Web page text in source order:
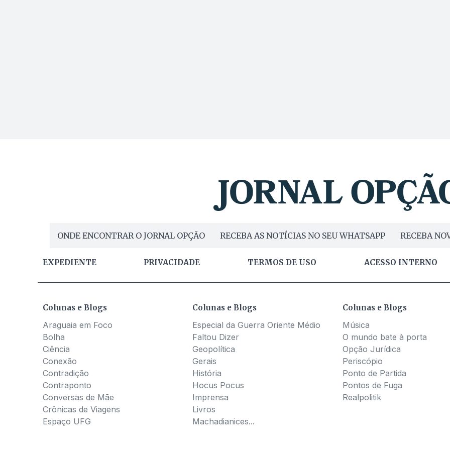
ONDE ENCONTRAR O JORNAL OPÇÃO RECEBA AS NOTÍCIAS NO SEU WHATSAPP RECEBA
EXPEDIENTE PRIVACIDADE TERMOS DE USO ACESSO INTERNO
Colunas e Blogs
Araguaia em Foco
Bolha
Ciência
Conexão
Contradição
Contraponto
Conversas de Mãe
Crônicas de Viagens
Espaço UFG
Colunas e Blogs
Especial da Guerra Oriente Médio
Faltou Dizer
Geopolítica
Gerais
História
Hocus Pocus
Imprensa
Livros
Machadianices...
Colunas e Blogs
Música
O mundo bate à porta
Opção Jurídica
Periscópio
Ponto de Partida
Pontos de Fuga
Realpolitik